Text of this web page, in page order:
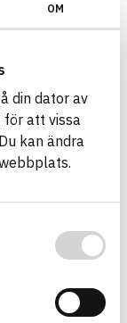
OM
din dator av
att vissa
kan ändra
Reset filters
Farliga ämnen/
on
criteria's
hazardous